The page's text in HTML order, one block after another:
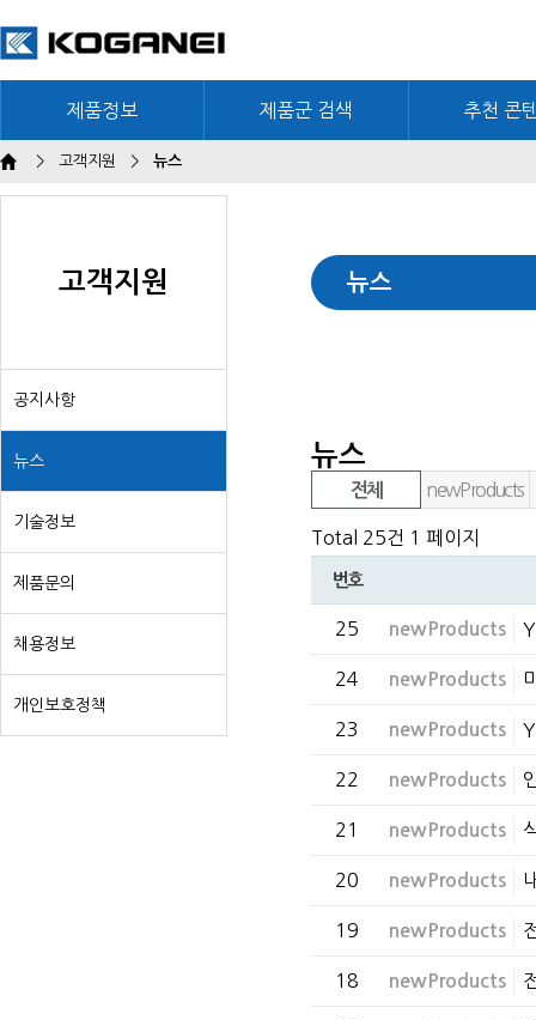
제품정보 제품군 검색 추천 콘
> 고객지원 > 뉴스
고객지원
공지사항
뉴스
기술정보
제품문의
채용정보
개인보호정책
뉴스
뉴스
전체 newProducts
Total 25건 1 페이지
번호
25 newProducts
24 newProducts
23 newProducts
22 newProducts
21 newProducts
20 newProducts
19 newProducts
18 newProducts